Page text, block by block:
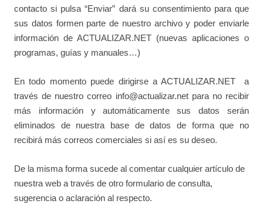
contacto si pulsa “Enviar” dará su consentimiento para que
sus datos formen parte de nuestro archivo y poder enviarle
información de ACTUALIZAR.NET (nuevas aplicaciones o
programas, guías y manuales…)
En todo momento puede dirigirse a ACTUALIZAR.NET a
través de nuestro correo info@actualizar.net para no recibir
más información y automáticamente sus datos serán
eliminados de nuestra base de datos de forma que no
recibirá más correos comerciales si así es su deseo.
De la misma forma sucede al comentar cualquier artículo de
nuestra web a través de otro formulario de consulta,
sugerencia o aclaración al respecto.